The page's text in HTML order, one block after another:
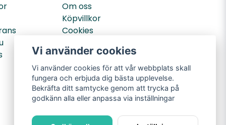
Om oss
Köpvillkor
Cookies
Returer
Vi använder cookies
Vi använder cookies för att vår webbplats skall
fungera och erbjuda dig bästa upplevelse.
Bekräfta ditt samtycke genom att trycka på
godkänn alla eller anpassa via inställningar